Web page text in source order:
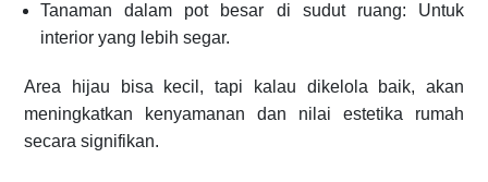
Tanaman dalam pot besar di sudut ruang: Untuk
interior yang lebih segar.
Area hijau bisa kecil, tapi kalau dikelola baik, akan
meningkatkan kenyamanan dan nilai estetika rumah
secara signifikan.